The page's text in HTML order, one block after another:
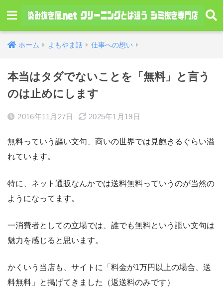
ホーム よもやま話 仕事への想い
本当はタダでないことを「無料」と言う
のは止めにします
2016年11月27日 2025年1月19日
無料っていう謳い文句、商いの世界では見飽きるぐらい溢
れています。
特に、ネット通販なんかでは送料無料っていうのが当然の
ようになってます。
一消費者としての立場では、誰でも無料という謳い文句は
魅力を感じると思います。
かくいう当店も、サイトに「料金が1万円以上の場合、送
料無料」と掲げてきました（返送料のみです）